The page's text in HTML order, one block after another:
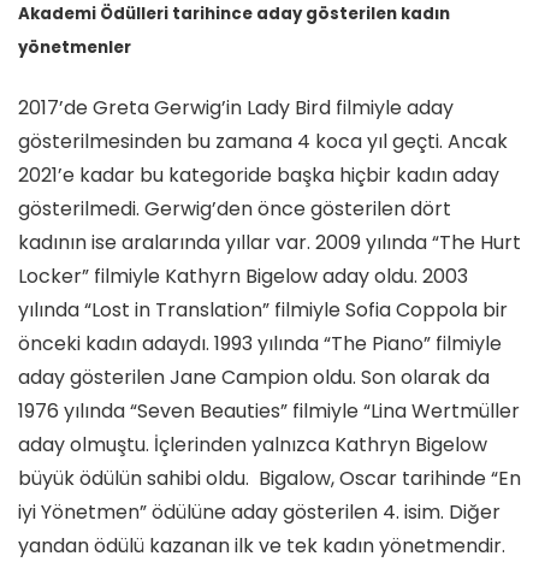
Akademi Ödülleri tarihince aday gösterilen kadın
yönetmenler
2017’de Greta Gerwig’in Lady Bird filmiyle aday
gösterilmesinden bu zamana 4 koca yıl geçti. Ancak
2021’e kadar bu kategoride başka hiçbir kadın aday
gösterilmedi. Gerwig’den önce gösterilen dört
kadının ise aralarında yıllar var. 2009 yılında “The Hurt
Locker” filmiyle Kathyrn Bigelow aday oldu. 2003
yılında “Lost in Translation” filmiyle Sofia Coppola bir
önceki kadın adaydı. 1993 yılında “The Piano” filmiyle
aday gösterilen Jane Campion oldu. Son olarak da
1976 yılında “Seven Beauties” filmiyle “Lina Wertmüller
aday olmuştu. İçlerinden yalnızca Kathryn Bigelow
büyük ödülün sahibi oldu. Bigalow, Oscar tarihinde “En
iyi Yönetmen” ödülüne aday gösterilen 4. isim. Diğer
yandan ödülü kazanan ilk ve tek kadın yönetmendir.